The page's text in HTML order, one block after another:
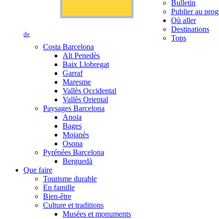
de
Bulletin
Publier au
Où aller
Destinations
Tops
Costa Barcelona
Alt Penedès
Baix Llobregat
Garraf
Maresme
Vallès Occidental
Vallès Oriental
Paysages Barcelona
Anoia
Bages
Moianès
Osona
Pyrénées Barcelona
Berguedà
Que faire
Tourisme durable
En famille
Bien-être
Culture et traditions
Musées et monuments